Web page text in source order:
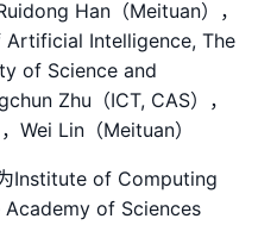
Han（Meituan），
Artificial Intelligence, The
of Science and
Zhu（ICT, CAS），
Wei Lin（Meituan）
Institute of Computing
Academy of Sciences